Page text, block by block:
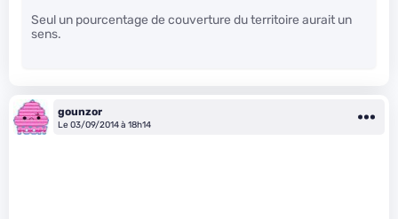
Seul un pourcentage de couverture du territoire aurait un
sens.
gounzor
Le 03/09/2014 à 18h14